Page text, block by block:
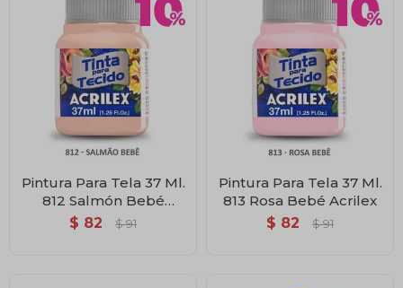
Pintura Para Tela 37 Ml.
812 Salmón Bebé
Acrilex
$ 82 $ 91
Pintura Para Tela 37 Ml.
813 Rosa Bebé Acrilex
$ 82 $ 91